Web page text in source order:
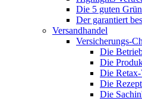
Die 5 guten
Der garantiert
Versandhandel
Versicherungs-
Die
Die
Die
Die
Die